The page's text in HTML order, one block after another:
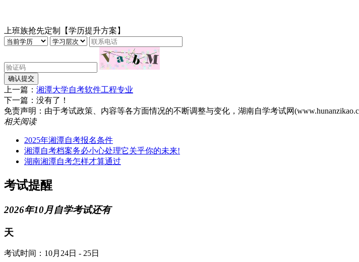
上班族抢先定制【学历提升方案】
确认提交
上一篇： 湘潭大学自考软件工程专业
下一篇：没有了！
免责声明：由于考试政策、内容等各方面情况的不断调整与变化，湖南自学考试网
相关阅读
2025年湘潭自考报名条件​
湘潭自考档案务必小心处理它关乎你的未来!
湖南湘潭自考怎样才算通过
考试提醒
2026年10月自学考试还有
天
考试时间：10月24日 - 25日